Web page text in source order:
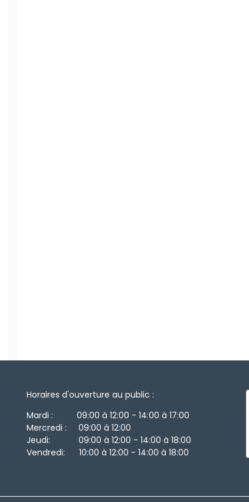
Horaires d'ouverture au public :
Mardi : 09:00 à 12:00 - 14:00 à 17:00
Mercredi : 09:00 à 12:00
Jeudi: 09:00 à 12:00 - 14:00 à 18:00
Vendredi: 10:00 à 12:00 - 14:00 à 18:00